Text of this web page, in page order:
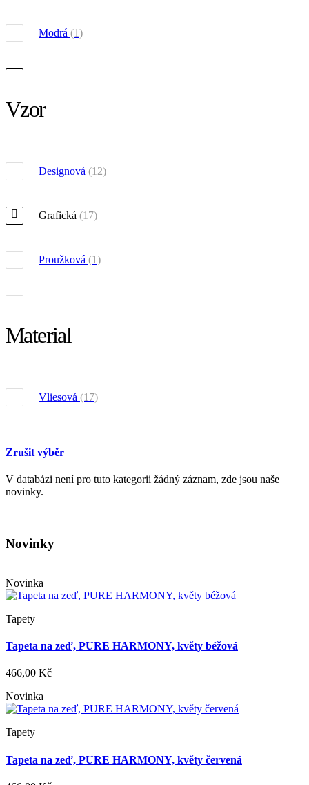
Modrá (1)
Šedá (3)
Vzor
Designová (12)
Grafická (17)
Proužková (1)
Strukturová(1)
Material
Vliesová (17)
Zrušit výběr
V databázi není pro tuto kategorii žádný záznam, zde jsou naše
novinky.
Novinky
Novinka
Tapety
Tapeta na zeď, PURE HARMONY, květy béžová
466,00 Kč
Novinka
Tapety
Tapeta na zeď, PURE HARMONY, květy červená